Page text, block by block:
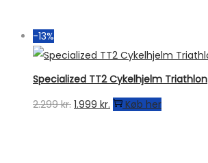
-13%
Specialized TT2 Cykelhjelm Triathlon
2.299kr. Den
1.999 kr. DenKøb her